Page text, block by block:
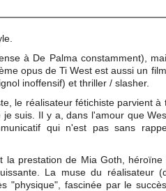
à De Palma constamment),
opus de Ti West est aussi un
inoffensif) et thriller / slasher.
le réalisateur fétichiste parvient
suis. Il y a, dans l'amour que
qui n'est pas sans
prestation de Mia Goth, héroïne
La muse du réalisateur
"physique", fascinée par le